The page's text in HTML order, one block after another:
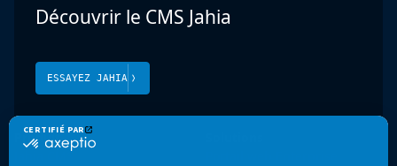
Découvrir le CMS Jahia
ESSAYEZ JAHIA
Produit
Jahia CMS